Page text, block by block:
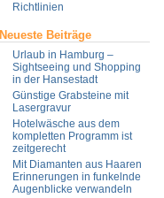
Richtlinien
Neueste Beiträge
Urlaub in Hamburg –
Sightseeing und Shopping
in der Hansestadt
Günstige Grabsteine mit
Lasergravur
Hotelwäsche aus dem
kompletten Programm ist
zeitgerecht
Mit Diamanten aus Haaren
Erinnerungen in funkelnde
Augenblicke verwandeln